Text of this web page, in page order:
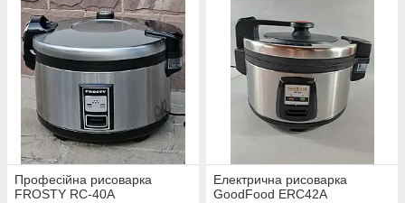
Професійна рисоварка
FROSTY RC-40A
Електрична рисоварка
GoodFood ERC42A